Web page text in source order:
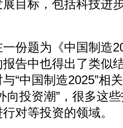
目标，包括科技进
份题为《中国制造
告中也得出了类似
“中国制造2025”相
向投资潮”，很多这
对等投资的领域。